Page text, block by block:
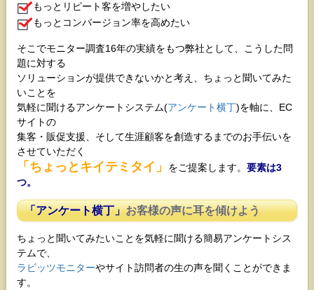
もっとリピート客を増やしたい
もっとコンバージョン率を高めたい
そこでモニター調査16年の実績をもつ弊社として、こうした問
題に対する
ソリューションが提供できないかと考え、ちょっと聞いてみた
いことを
気軽に聞けるアンケートシステム(アンケート横丁)を軸に、EC
サイトの
集客・販促支援、そして生涯顧客を創造するまでのお手伝いを
させていただく
「ちょっとキイテミタイ」 をご提案します。 要素は3
つ。
「アンケート横丁」お客様の声に耳を傾けよう
ちょっと聞いてみたいことを気軽に聞ける簡易アンケートシス
テムで、
ラビッツモニターやサイト訪問者の生の声を聞くことができま
す。